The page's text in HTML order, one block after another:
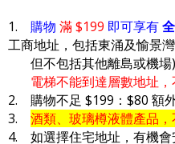
1. 購物 滿 $199 即可享有
工商地址，包括東涌及愉景
但不包括其他離島或機場)
電梯不能到達層數地址
2. 購物不足 $199：$80 額
3. 酒類、玻璃樽液體產品
4. 如選擇住宅地址，有機會